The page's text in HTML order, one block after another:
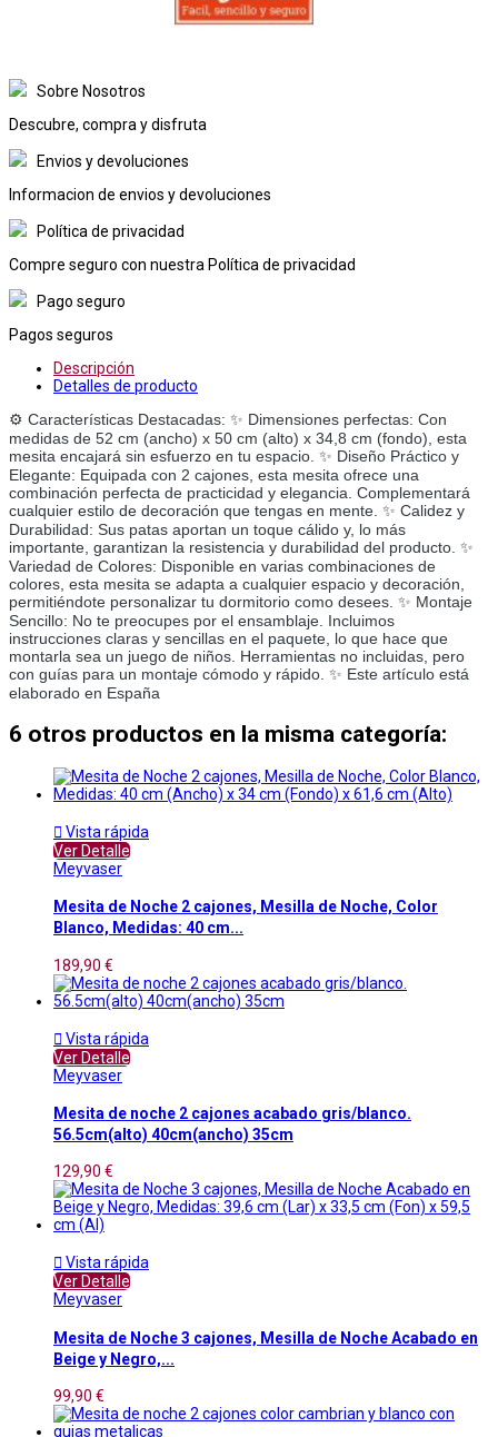
Sobre Nosotros
Descubre, compra y disfruta
Envios y devoluciones
Informacion de envios y devoluciones
Política de privacidad
Compre seguro con nuestra Política de privacidad
Pago seguro
Pagos seguros
Descripción
Detalles de producto
⚙️ Características Destacadas: ✨ Dimensiones perfectas: Con
medidas de 52 cm (ancho) x 50 cm (alto) x 34,8 cm (fondo), esta
mesita encajará sin esfuerzo en tu espacio. ✨ Diseño Práctico y
Elegante: Equipada con 2 cajones, esta mesita ofrece una
combinación perfecta de practicidad y elegancia. Complementará
cualquier estilo de decoración que tengas en mente. ✨ Calidez y
Durabilidad: Sus patas aportan un toque cálido y, lo más
importante, garantizan la resistencia y durabilidad del producto. ✨
Variedad de Colores: Disponible en varias combinaciones de
colores, esta mesita se adapta a cualquier espacio y decoración,
permitiéndote personalizar tu dormitorio como desees. ✨ Montaje
Sencillo: No te preocupes por el ensamblaje. Incluimos
instrucciones claras y sencillas en el paquete, lo que hace que
montarla sea un juego de niños. Herramientas no incluidas, pero
con guías para un montaje cómodo y rápido. ✨ Este artículo está
elaborado en España
6 otros productos en la misma categoría:
 Vista rápida
Ver Detalle
Meyvaser
Mesita de Noche 2 cajones, Mesilla de Noche, Color
Blanco, Medidas: 40 cm...
189,90 €
 Vista rápida
Ver Detalle
Meyvaser
Mesita de noche 2 cajones acabado gris/blanco.
56.5cm(alto) 40cm(ancho) 35cm
129,90 €
 Vista rápida
Ver Detalle
Meyvaser
Mesita de Noche 3 cajones, Mesilla de Noche Acabado en
Beige y Negro,...
99,90 €